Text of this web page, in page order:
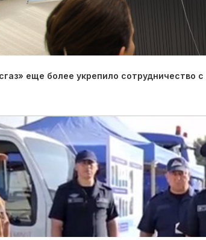
еще более укрепило сотрудничество